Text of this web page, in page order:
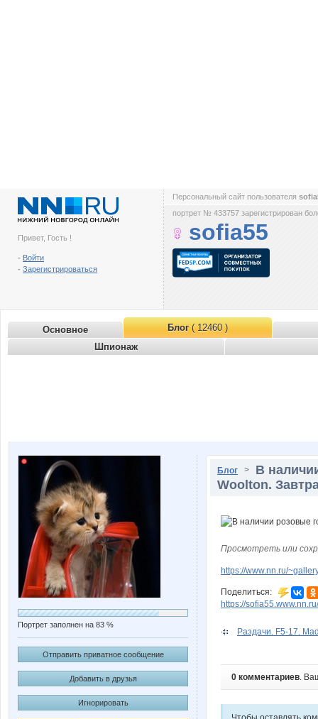
Привет, Гость !
- Войти
- Зарегистрироваться
Персональный сайт пользователя
портрет № 433757 зарегистрирован
sofia55
Основное Блог( 12460 )
Шпионаж
Портрет заполнен на 83 %
Отправить приватное сообщение
Добавить в друзья
Игнорировать
Блог > В
Woolton.
Просмотреть или
https://www.nn.ru/
Поделиться:
https://
Раздачи. F5-17.
0 комментариев.